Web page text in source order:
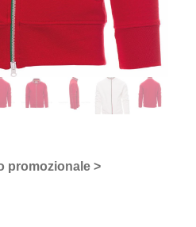
promozionale >